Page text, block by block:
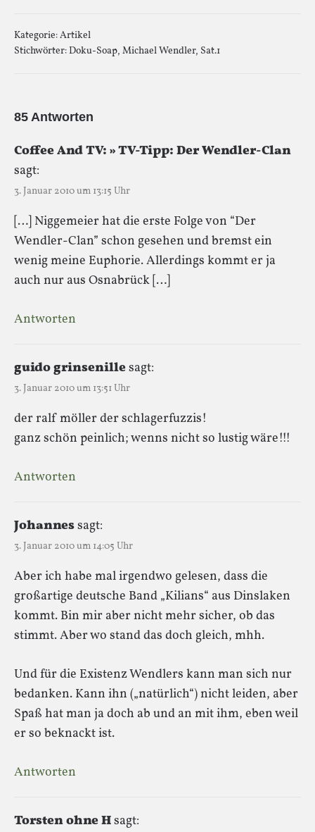
Kategorie:Artikel
Stichwörter:Doku-Soap, Michael Wendler, Sat.1
85 Antworten
Coffee And TV: » TV-Tipp: Der Wendler-Clan
sagt:
3. Januar 2010 um 13:15 Uhr
[…] Niggemeier hat die erste Folge von “Der
Wendler-Clan” schon gesehen und bremst ein
wenig meine Euphorie. Allerdings kommt er ja
auch nur aus Osnabrück […]
Antworten
guido grinsenillesagt:
3. Januar 2010 um 13:51 Uhr
der ralf möller der schlagerfuzzis!
ganz schön peinlich; wenns nicht so lustig wäre!!!
Antworten
Johannessagt:
3. Januar 2010 um 14:05 Uhr
Aber ich habe mal irgendwo gelesen, dass die
großartige deutsche Band „Kilians“ aus Dinslaken
kommt. Bin mir aber nicht mehr sicher, ob das
stimmt. Aber wo stand das doch gleich, mhh.
Und für die Existenz Wendlers kann man sich nur
bedanken. Kann ihn („natürlich“) nicht leiden, aber
Spaß hat man ja doch ab und an mit ihm, eben weil
er so beknackt ist.
Antworten
Torsten ohne Hsagt: